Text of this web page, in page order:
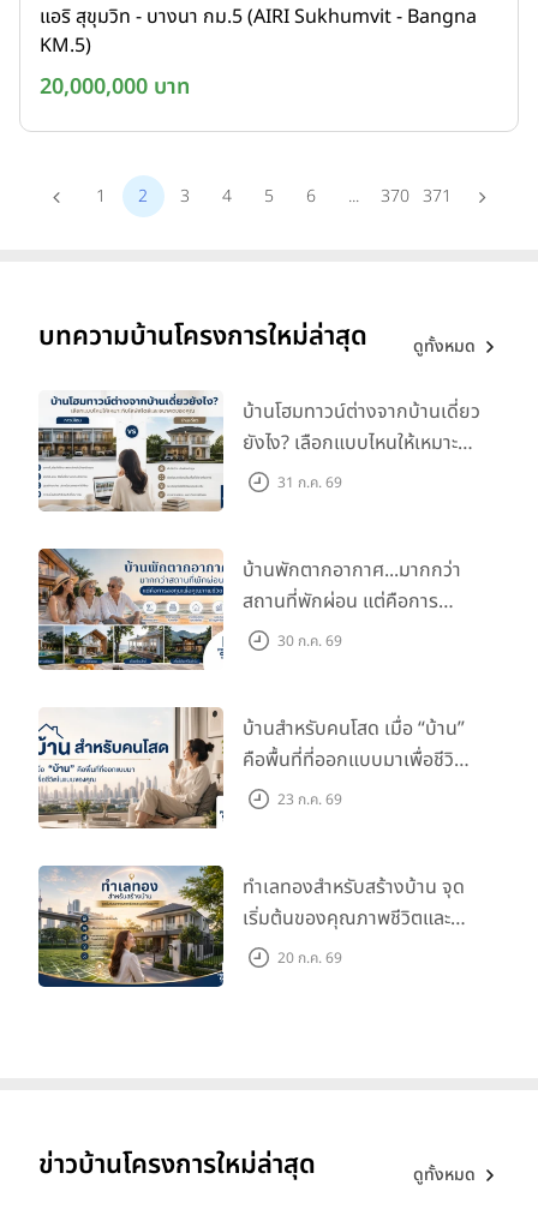
แอริ สุขุมวิท - บางนา กม.5 (AIRI Sukhumvit - Bangna
KM.5)
20,000,000 บาท
1 2 3 4 5 6 ... 370 371
บทความบ้านโครงการใหม่ล่าสุด ดูทั้งหมด
บ้านโฮมทาวน์ต่างจากบ้านเดี่ยว
ยังไง? เลือกแบบไหนให้เหมาะ
กับไลฟ์สไตล์และอนาคตของ
31 ก.ค. 69
บ้านพักตากอากาศ...มากกว่า
สถานที่พักผ่อน แต่คือการ
ลงทุนเพื่อคุณภาพชีวิต
30 ก.ค. 69
บ้านสำหรับคนโสด เมื่อ “บ้าน”
คือพื้นที่ที่ออกแบบมาเพื่อชีวิต
ในแบบของคุณ
23 ก.ค. 69
ทำเลทองสำหรับสร้างบ้าน จุด
เริ่มต้นของคุณภาพชีวิตและ
มูลค่าในอนาคต
20 ก.ค. 69
ข่าวบ้านโครงการใหม่ล่าสุด ดูทั้งหมด